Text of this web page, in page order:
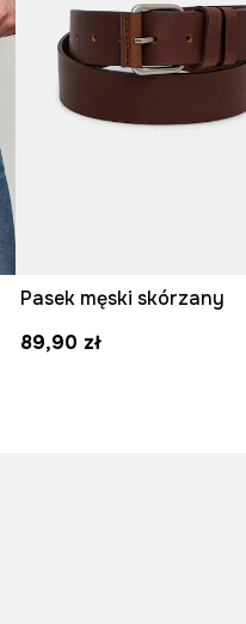
Pasek męski skórzany
89,90 zł